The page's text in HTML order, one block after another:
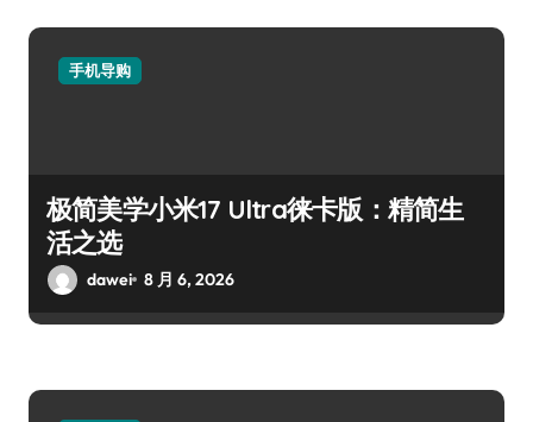
手机导购
极简美学小米17 Ultra徕卡版：精简生
活之选
dawei 8 月 6, 2026